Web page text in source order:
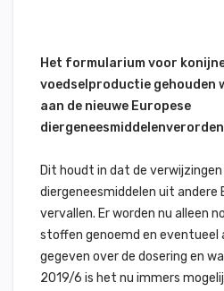
Het formularium voor
voedselproductie gehouden
aan de nieuwe Europese
Dit houdt in dat de
diergeneesmiddelen uit andere
vervallen. Er worden nu alleen
stoffen genoemd en eventueel
gegeven over de dosering en
2019/6 is het nu immers